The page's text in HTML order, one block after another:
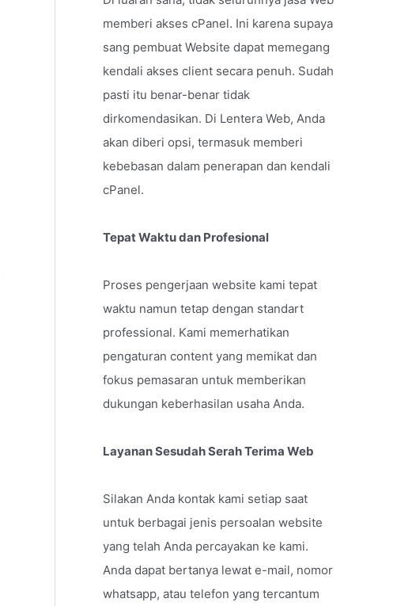
memberi akses cPanel. Ini karena supaya
sang pembuat Website dapat memegang
kendali akses client secara penuh. Sudah
pasti itu benar-benar tidak
dirkomendasikan. Di Lentera Web, Anda
akan diberi opsi, termasuk memberi
kebebasan dalam penerapan dan kendali
cPanel.
Tepat Waktu dan Profesional
Proses pengerjaan website kami tepat
waktu namun tetap dengan standart
professional. Kami memerhatikan
pengaturan content yang memikat dan
fokus pemasaran untuk memberikan
dukungan keberhasilan usaha Anda.
Layanan Sesudah Serah Terima Web
Silakan Anda kontak kami setiap saat
untuk berbagai jenis persoalan website
yang telah Anda percayakan ke kami.
Anda dapat bertanya lewat e-mail, nomor
whatsapp, atau telefon yang tercantum